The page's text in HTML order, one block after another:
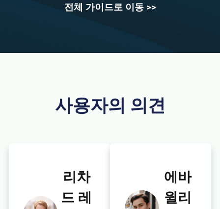
전체 가이드로 이동 >>
사용자의 의견
리차
드 레
에바
윌리